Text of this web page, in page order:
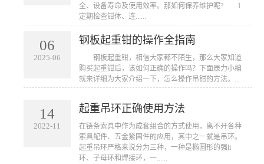
全、设备寿命及使用效率。那如何保养维护呢? 1.
定期检查钳体、连......
06
2025-06
钢板起重钳的操作全指南
​ 钢板起重钳，相信大家都不陌生，那么大家知道
购买起重钳后，该如何正确的操作吗？下面辰力小编
就来详细为大家介绍一下，怎么操作吊钳的方法。...
14
2022-11
起重吊环正确使用方法
在链条索具中作为成套组合的方式使用，离不开各种
索具配件、五金紧固件的应用，其中之一就是吊环。
起重吊环严格来说分为三种，一种是椭圆形的强li
环、子母环和焊接环，一......